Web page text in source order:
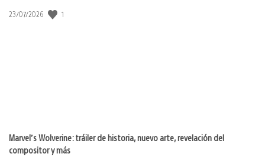
Fecha
23/07/2026 1
Marvel’s Wolverine: tráiler de historia, nuevo arte, revelación del
compositor y más